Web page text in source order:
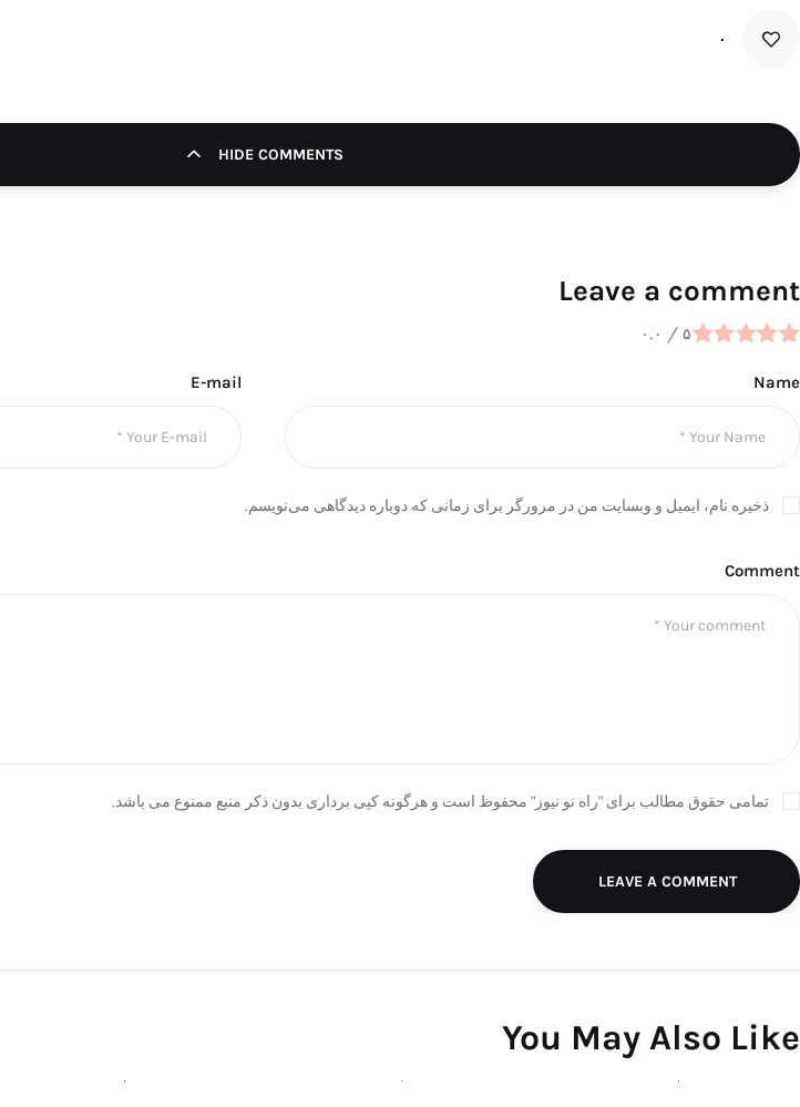
۰
HIDE COMMENTS
Leave a comment
۰.۰ / ۵
Name
E-mail
ذخیره نام، ایمیل و وبسایت من در مرورگر برای زمانی که دوباره دیدگاهی می‌نویسم.
Comment
تمامی حقوق مطالب برای "راه نو نیوز" محفوظ است و هرگونه کپی برداری بدون ذکر منبع ممنوع می باشد.
LEAVE A COMMENT
You May Also Like